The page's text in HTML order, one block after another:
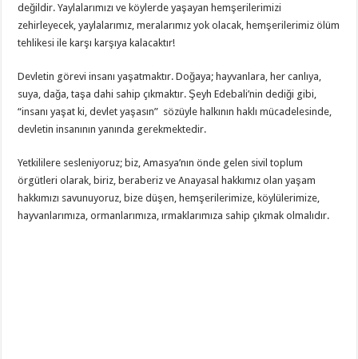
değildir. Yaylalarımızı ve köylerde yaşayan hemşerilerimizi
zehirleyecek, yaylalarımız, meralarımız yok olacak, hemşerilerimiz ölüm
tehlikesi ile karşı karşıya kalacaktır!
Devletin görevi insanı yaşatmaktır. Doğaya; hayvanlara, her canlıya,
suya, dağa, taşa dahi sahip çıkmaktır. Şeyh Edebali’nin dediği gibi,
“insanı yaşat ki, devlet yaşasın” sözüyle halkının haklı mücadelesinde,
devletin insanının yanında gerekmektedir.
Yetkililere sesleniyoruz; biz, Amasya’nın önde gelen sivil toplum
örgütleri olarak, biriz, beraberiz ve Anayasal hakkımız olan yaşam
hakkımızı savunuyoruz, bize düşen, hemşerilerimize, köylülerimize,
hayvanlarımıza, ormanlarımıza, ırmaklarımıza sahip çıkmak olmalıdır.